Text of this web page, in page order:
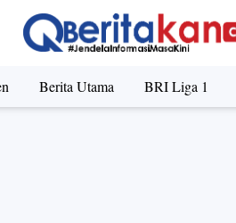
Berita Utama BRI Liga 1
Indonesia Sepanjang 2023,